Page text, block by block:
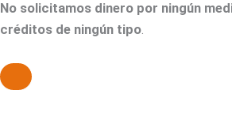
No solicitamos dinero por ningún
créditos de ningún tipo.